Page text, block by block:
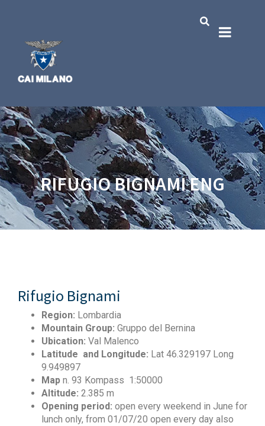
RIFUGIO BIGNAMI ENG
Rifugio Bignami
Region: Lombardia
Mountain Group: Gruppo del Bernina
Ubication: Val Malenco
Latitude and Longitude: Lat 46.329197 Long
9.949897
Map n. 93 Kompass 1:50000
Altitude: 2.385 m
Opening period: open every weekend in June for
lunch only, from 01/07/20 open every day also